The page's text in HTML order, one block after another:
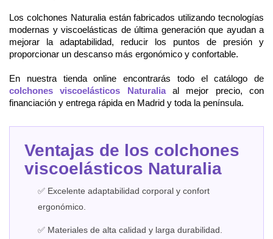
Los colchones Naturalia están fabricados utilizando tecnologías
modernas y viscoelásticas de última generación que ayudan a
mejorar la adaptabilidad, reducir los puntos de presión y
proporcionar un descanso más ergonómico y confortable.
En nuestra tienda online encontrarás todo el catálogo de
colchones viscoelásticos Naturaliaal mejor precio, con
financiación y entrega rápida en Madrid y toda la península.
Ventajas de los colchones
viscoelásticos Naturalia
✅ Excelente adaptabilidad corporal y confort
ergonómico.
✅ Materiales de alta calidad y larga durabilidad.